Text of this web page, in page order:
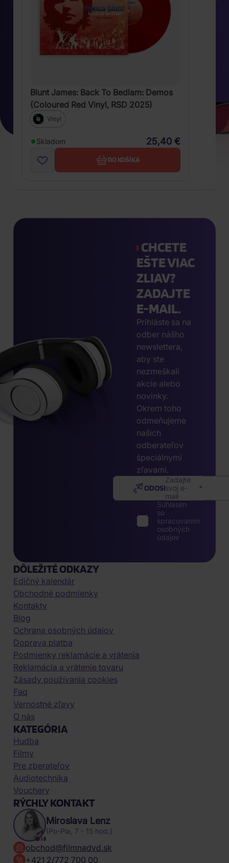
Blunt James: Back To Bedlam: Demos
(Coloured Red Vinyl, RSD 2025)
Vinyl
Skladom 25,40 €
DO KOŠÍKA
CHCETE
EŠTE VIAC
ZLIAV?
ZADAJTE
E-MAIL.
Prihláste sa na
odber nášho
newslettera,
aby ste
nezmeškali
akcie alebo
novinky.
Okrem toho
odmeňujeme
našich
odberateľov
špeciálnymi
zľavami.
Zadajte
svoj e-
mail
ODOSLAŤ
Súhlasím
so
spracovaním
osobných
údajov
DÔLEŽITÉ ODKAZY
Edičný kalendár
Obchodné podmienky
Kontakty
Blog
Ochrana osobných údajov
Doprava platba
Podmienky reklamácie a vrátenia
Reklamácia a vrátenie tovaru
Zásady používania cookies
Faq
Vernostné zľavy
O nás
KATEGÓRIA
Hudba
Filmy
Pre zberateľov
Audiotechnika
Vouchery
RÝCHLY KONTAKT
Miroslava Lenz
(Po-Pia, 7 - 15 hod.)
obchod@filmnadvd.sk
+421 2/772 700 00